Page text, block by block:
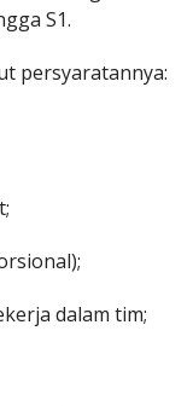
S1.
persyaratannya:
dalam tim;